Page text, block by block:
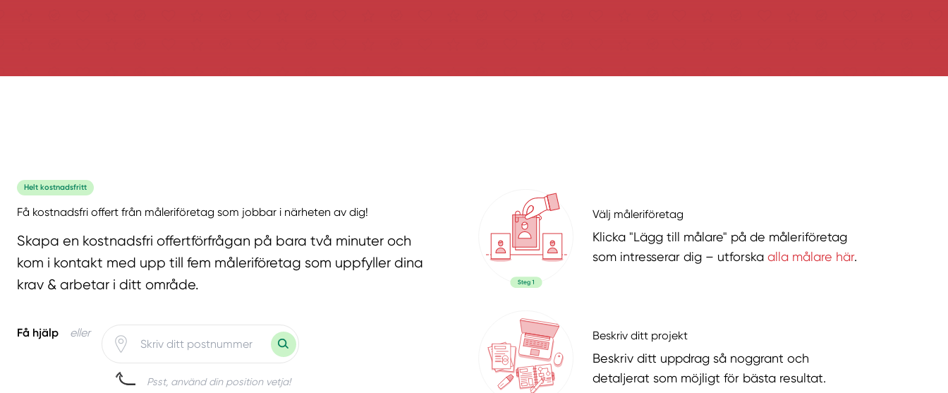
Helt kostnadsfritt
Få kostnadsfri offert från måleriföretag som jobbar i närheten av dig!
Skapa en kostnadsfri offertförfrågan på bara två minuter och
kom i kontakt med upp till fem måleriföretag som uppfyller dina
krav & arbetar i ditt område.
Få hjälp eller
Psst, använd din position vetja!
Välj måleriföretag
Klicka "Lägg till målare" på de måleriföretag
som intresserar dig – utforska alla målare här.
Beskriv ditt projekt
Beskriv ditt uppdrag så noggrant och
detaljerat som möjligt för bästa resultat.